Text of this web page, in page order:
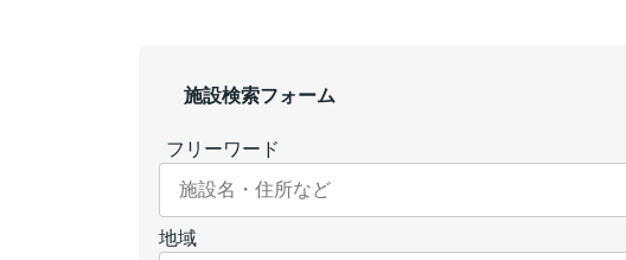
施設検索フォーム
フリーワード
地域